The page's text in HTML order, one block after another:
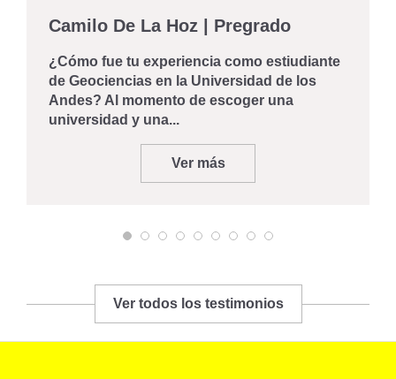
Camilo De La Hoz | Pregrado
¿Cómo fue tu experiencia como estiudiante
de Geociencias en la Universidad de los
Andes? Al momento de escoger una
universidad y una...
Ver más
Ver todos los testimonios